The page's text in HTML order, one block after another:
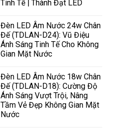
Tinh Tế | Thành Đạt LED
Đèn LED Âm Nước 24w Chân
Đế (TDLAN-D24): Vũ Điệu
Ánh Sáng Tinh Tế Cho Không
Gian Mặt Nước
Đèn LED Âm Nước 18w Chân
Đế (TDLAN-D18): Cường Độ
Ánh Sáng Vượt Trội, Nâng
Tầm Vẻ Đẹp Không Gian Mặt
Nước